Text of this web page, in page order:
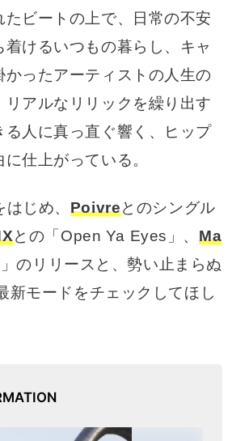
たビートの上で、日常の不安
けるいつもの暮らし、キャ
かったアーティストの人生の
アルなリリックを繰り出す
る人に真っ直ぐ響く、ヒップ
仕上がっている。
じめ、 Poivreとのシングル
との「Open Ya Eyes」、Ma
のリリースと、勢い止まらぬ
新モードをチェックしてほし